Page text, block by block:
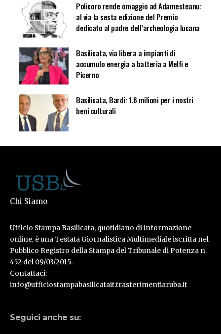
Policoro rende omaggio ad Adamesteanu:
al via la sesta edizione del Premio
dedicato al padre dell’archeologia lucana
Basilicata, via libera a impianti di
accumulo energia a batteria a Melfi e
Picerno
Basilicata, Bardi: 1.6 milioni per i nostri
beni culturali
Chi Siamo
Ufficio Stampa Basilicata, quotidiano di informazione
online, è una Testata Giornalistica Multimediale iscritta nel
Pubblico Registro della Stampa del Tribunale di Potenza n.
452 del 09/03/2015.
Contattaci:
info@ufficiostampabasilicatait.trasferimentiaruba.it
Seguici anche su: